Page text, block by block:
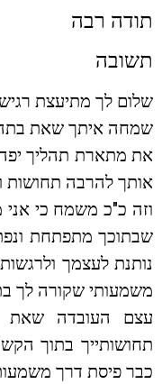
תודה רבה
תשובה
שלום לך מתיעצת
שמחה איתך שאת
את מתארת תהליך
אותך להרבה תחושות
וזה כ"כ משמח כי
שבתוכך מתפתחת
נותנת לעצמך
משמעותי שקורה לך
עצם העובדה שאת
תחושותייך בתוך
כבר פיסת דרך